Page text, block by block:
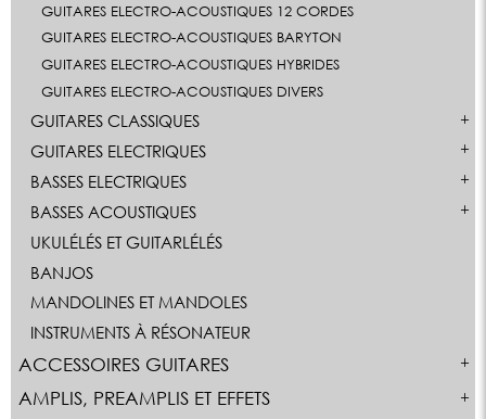
GUITARES ELECTRO-ACOUSTIQUES 12 CORDES
GUITARES ELECTRO-ACOUSTIQUES BARYTON
GUITARES ELECTRO-ACOUSTIQUES HYBRIDES
GUITARES ELECTRO-ACOUSTIQUES DIVERS
GUITARES CLASSIQUES
GUITARES ELECTRIQUES
BASSES ELECTRIQUES
BASSES ACOUSTIQUES
UKULÉLÉS ET GUITARLÉLÉS
BANJOS
MANDOLINES ET MANDOLES
INSTRUMENTS À RÉSONATEUR
ACCESSOIRES GUITARES
AMPLIS, PREAMPLIS ET EFFETS